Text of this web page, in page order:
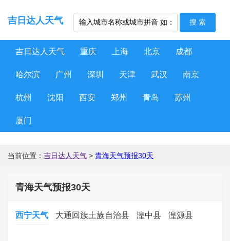
吉日达人天气
吉日达人天气 重庆 上海 北京 成都
哈尔滨 广州 深圳 天津 武汉 南京
杭州 沈阳 西安 郑州 青岛 苏州
厦门
当前位置： 吉日达人天气 > 青海天气预报30天
青海天气预报30天
西宁天气 大通回族土族自治县 湟中县 湟源县